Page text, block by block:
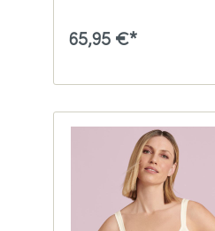
65,95 €*